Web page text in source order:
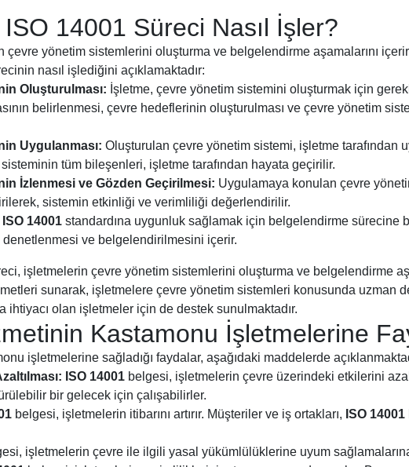
14001 Süreci Nasıl İşler?
çevre yönetim sistemlerini oluşturma ve belgelendirme aşamalarını
nasıl işlediğini açıklamaktadır:
Oluşturulması: İşletme, çevre yönetim sistemini oluşturmak için
belirlenmesi, çevre hedeflerinin oluşturulması ve çevre yönetim
Uygulanması: Oluşturulan çevre yönetim sistemi, işletme tarafından
tüm bileşenleri, işletme tarafından hayata geçirilir.
İzlenmesi ve Gözden Geçirilmesi: Uygulamaya konulan çevre
sistemin etkinliği ve verimliliği değerlendirilir.
ISO 14001 standardına uygunluk sağlamak için belgelendirme sürecine
ve belgelendirilmesini içerir.
işletmelerin çevre yönetim sistemlerini oluşturma ve belgelendirme
sunarak, işletmelere çevre yönetim sistemleri konusunda uzman
ihtiyacı olan işletmeler için de destek sunulmaktadır.
Kastamonu İşletmelerine
işletmelerine sağladığı faydalar, aşağıdaki maddelerde
ISO 14001 belgesi, işletmelerin çevre üzerindeki etkilerini
bir gelecek için çalışabilirler.
belgesi, işletmelerin itibarını artırır. Müşteriler ve iş ortakları, ISO 14001
işletmelerin çevre ile ilgili yasal yükümlülüklerine uyum sağlamalarına